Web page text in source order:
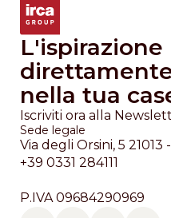
L'ispirazione
nella tua
Iscriviti ora alla
Sede legale
Via degli Orsini, 5 21013
+39 0331 284111
P.IVA 09684290969